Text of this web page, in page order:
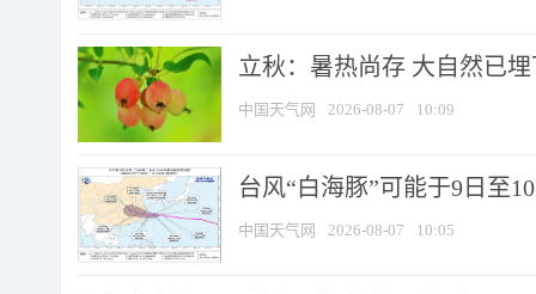
立秋：暑热尚存 大自然已
中国天气网 2026-08-07 10:09
台风“白海豚”可能于9日至
中国天气网 2026-08-07 10:05